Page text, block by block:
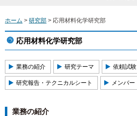
ホーム > 研究部 > 応用材料化学研究部
応用材料化学研究部
業務の紹介 研究テーマ 依頼試験
研究報告・テクニカルシート メンバー
業務の紹介